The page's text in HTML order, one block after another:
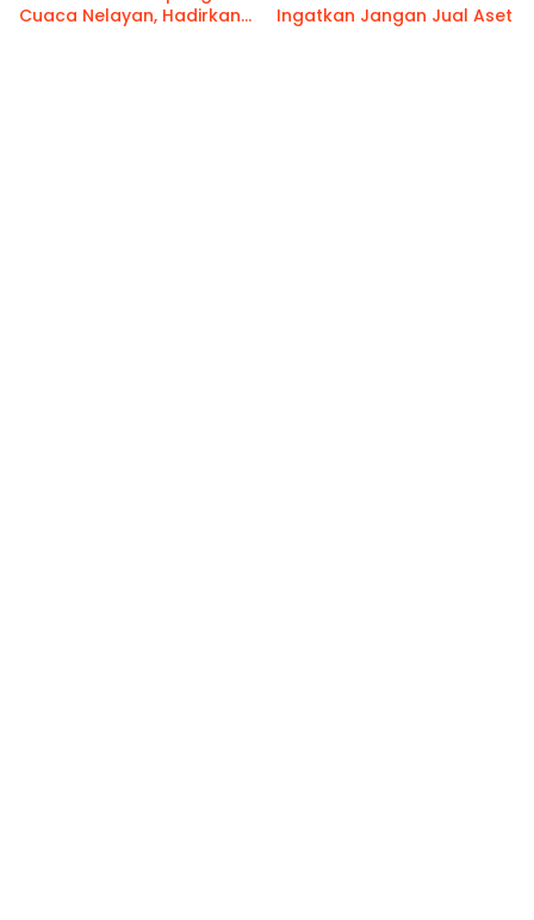
Cuaca Nelayan, Hadirkan
Ingatkan Jangan Jual Aset